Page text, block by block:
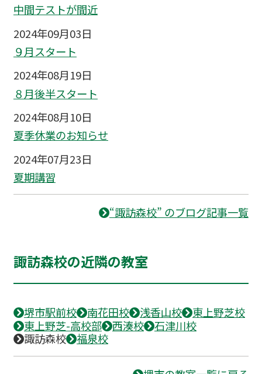
中間テストが間近
2024年09月03日
９月スタート
2024年08月19日
８月後半スタート
2024年08月10日
夏季休業のお知らせ
2024年07月23日
夏期講習
“諏訪森校” のブログ記事一覧
諏訪森校の近隣の教室
堺市駅前校 南花田校 浅香山校
東上野芝校
東上野芝-高校部
西湊校
石津川校
諏訪森校
福泉校